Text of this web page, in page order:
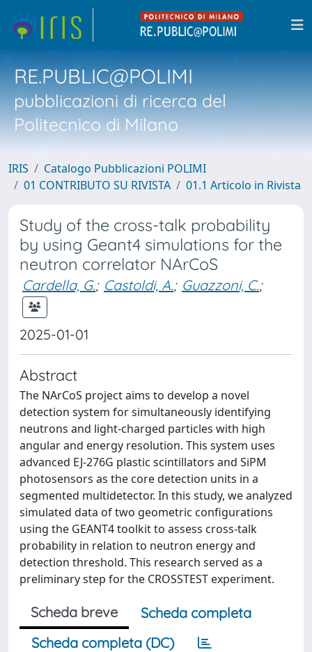
RE.PUBLIC@POLIMI
pubblicazioni di ricerca del
Politecnico di Milano
IRIS
Catalogo Pubblicazioni POLIMI
01 CONTRIBUTO SU RIVISTA
01.1 Articolo in Rivista
Study of the cross-talk probability
by using Geant4 simulations for the
neutron correlator NArCoS
Cardella, G.; Castoldi, A.; Guazzoni, C.;
2025-01-01
Abstract
The NArCoS project aims to develop a novel
detection system for simultaneously identifying
neutrons and light-charged particles with high
angular and energy resolution. This system uses
advanced EJ-276G plastic scintillators and SiPM
photosensors as the core detection units in a
segmented multidetector. In this study, we analyzed
simulated data of two geometric configurations
using the GEANT4 toolkit to assess cross-talk
probability in relation to neutron energy and
detection threshold. This research served as a
preliminary step for the CROSSTEST experiment.
Scheda breve
Scheda completa
Scheda completa (DC)